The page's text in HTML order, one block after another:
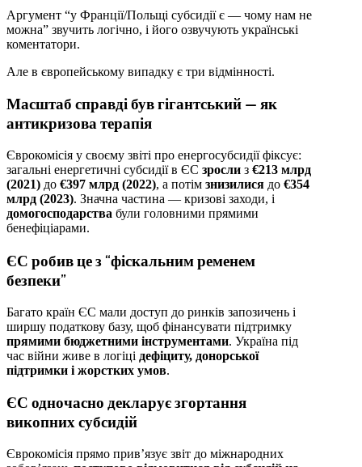
Аргумент “у Франції/Польщі субсидії є — чому нам не
можна” звучить логічно, і його озвучують українські
коментатори.
Але в європейському випадку є три відмінності.
Масштаб справді був гігантський — як
антикризова терапія
Єврокомісія у своєму звіті про енергосубсидії фіксує:
загальні енергетичні субсидії в ЄС зросли з €213 млрд
(2021) до €397 млрд (2022), а потім знизилися до €354
млрд (2023). Значна частина — кризові заходи, і
домогосподарства були головними прямими
бенефіціарами.
ЄС робив це з “фіскальним ременем
безпеки”
Багато країн ЄС мали доступ до ринків запозичень і
ширшу податкову базу, щоб фінансувати підтримку
прямими бюджетними інструментами. Україна під
час війни живе в логіці дефіциту, донорської
підтримки і жорстких умов.
ЄС одночасно декларує згортання
викопних субсидій
Єврокомісія прямо прив’язує звіт до міжнародних